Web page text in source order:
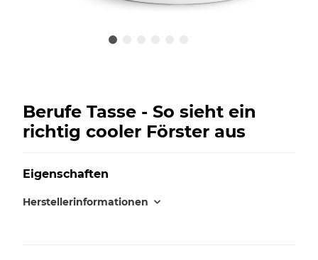
Berufe Tasse - So sieht ein
richtig cooler Förster aus
Eigenschaften
Herstellerinformationen